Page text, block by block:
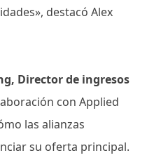
destacó Alex
Director de ingresos
con Applied
las alianzas
su oferta principal.